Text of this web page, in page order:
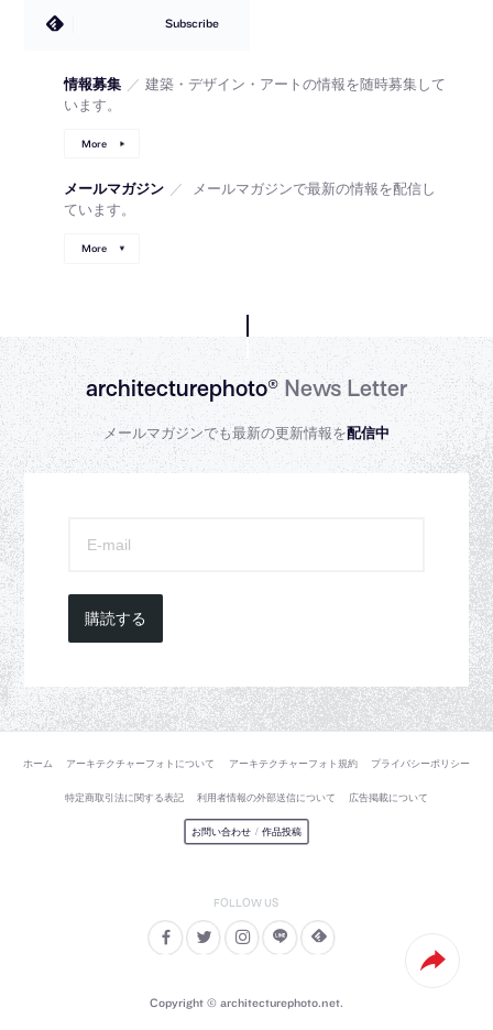
Subscribe
情報募集 ／ 建築・デザイン・アートの情報を随時募集して
います。
More
メールマガジン ／
メールマガジンで最新の情報を配信し
ています。
More
architecturephoto®News Letter
メールマガジンでも最新の更新情報を配信中
購読する
ホーム アーキテクチャーフォトについて アーキテクチャーフォト規約 プライバシーポリシー
特定商取引法に関する表記 利用者情報の外部送信について 広告掲載について
お問い合わせ / 作品投稿
Copyright © architecturephoto.net.